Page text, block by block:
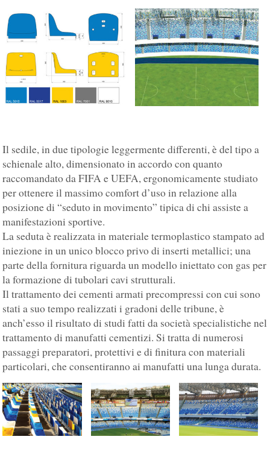
Il sedile, in due tipologie leggermente differenti, è del tipo a
schienale alto, dimensionato in accordo con quanto
raccomandato da FIFA e UEFA, ergonomicamente studiato
per ottenere il massimo comfort d’uso in relazione alla
posizione di “seduto in movimento” tipica di chi assiste a
manifestazioni sportive.
La seduta è realizzata in materiale termoplastico stampato ad
iniezione in un unico blocco privo di inserti metallici; una
parte della fornitura riguarda un modello iniettato con gas per
la formazione di tubolari cavi strutturali.
Il trattamento dei cementi armati precompressi con cui sono
stati a suo tempo realizzati i gradoni delle tribune, è
anch’esso il risultato di studi fatti da società specialistiche nel
trattamento di manufatti cementizi. Si tratta di numerosi
passaggi preparatori, protettivi e di finitura con materiali
particolari, che consentiranno ai manufatti una lunga durata.